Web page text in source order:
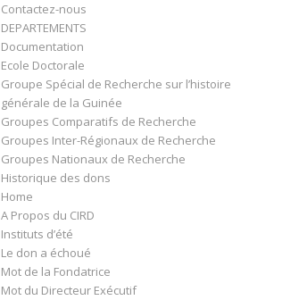
Contactez-nous
DEPARTEMENTS
Documentation
Ecole Doctorale
Groupe Spécial de Recherche sur l’histoire
générale de la Guinée
Groupes Comparatifs de Recherche
Groupes Inter-Régionaux de Recherche
Groupes Nationaux de Recherche
Historique des dons
Home
A Propos du CIRD
Instituts d’été
Le don a échoué
Mot de la Fondatrice
Mot du Directeur Exécutif